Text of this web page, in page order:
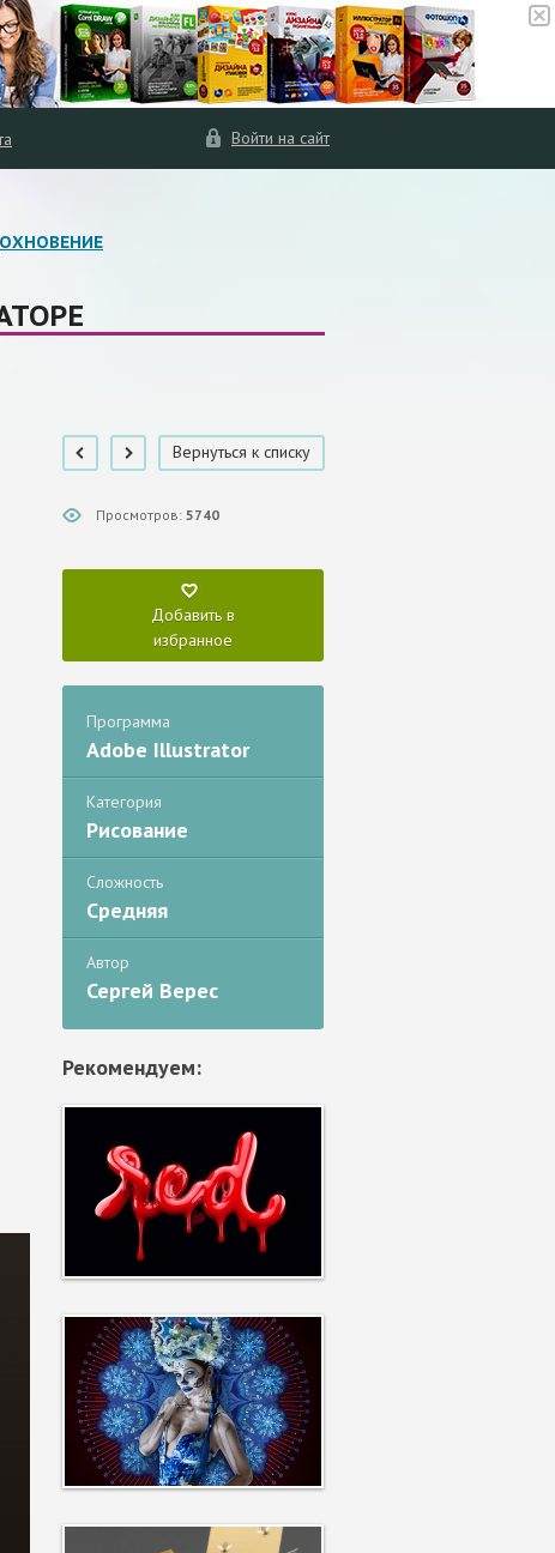
Войти на сайт
Вернуться к списку
Просмотров: 5740
Добавить в
избранное
Программа
Adobe Illustrator
Категория
Рисование
Сложность
Средняя
Автор
Сергей Верес
Рекомендуем:
9592
3959